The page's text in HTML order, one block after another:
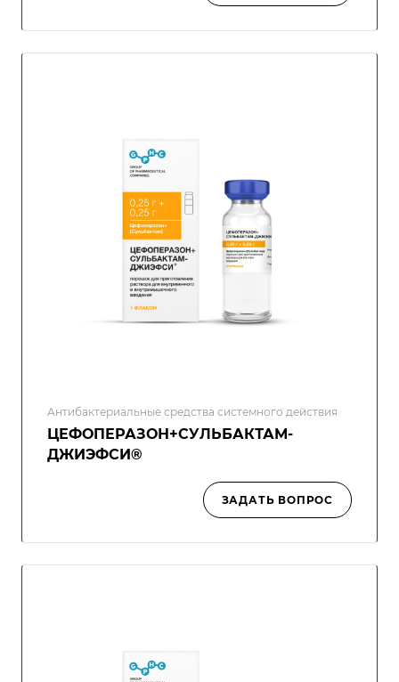
Антибактериальные средства системного действия
ЦЕФОПЕРАЗОН+СУЛЬБАКТАМ-
ДЖИЭФСИ®
ЗАДАТЬ ВОПРОС